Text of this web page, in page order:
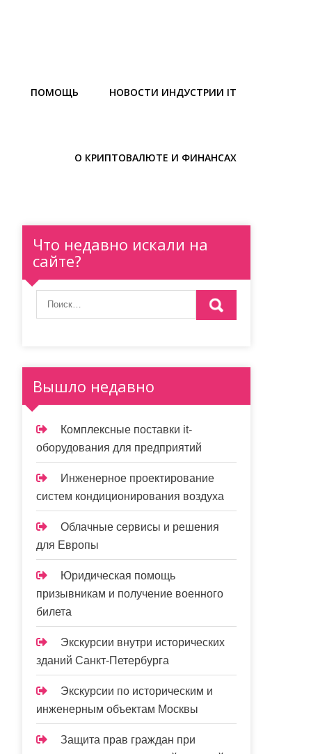
ПОМОЩЬ НОВОСТИ ИНДУСТРИИ IT
О КРИПТОВАЛЮТЕ И ФИНАНСАХ
Что недавно искали на
сайте?
Вышло недавно
Комплексные поставки it-
оборудования для предприятий
Инженерное проектирование
систем кондиционирования воздуха
Облачные сервисы и решения
для Европы
Юридическая помощь
призывникам и получение военного
билета
Экскурсии внутри исторических
зданий Санкт-Петербурга
Экскурсии по историческим и
инженерным объектам Москвы
Защита прав граждан при